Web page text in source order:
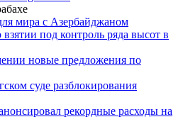
мира с Азербайджаном
под контроль ряда высот в
новые предложения по
суде разблокирования
рекордные расходы на